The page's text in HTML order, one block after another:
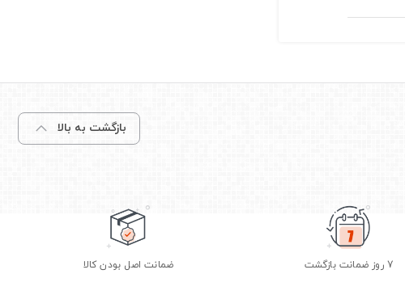
بازگشت به بالا
7 روز ضمانت بازگشت ضمانت اصل بودن کالا